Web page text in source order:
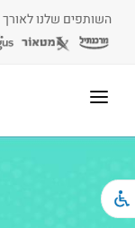
השותפים שלנו
על BIZCO
BIZCO לעסקים